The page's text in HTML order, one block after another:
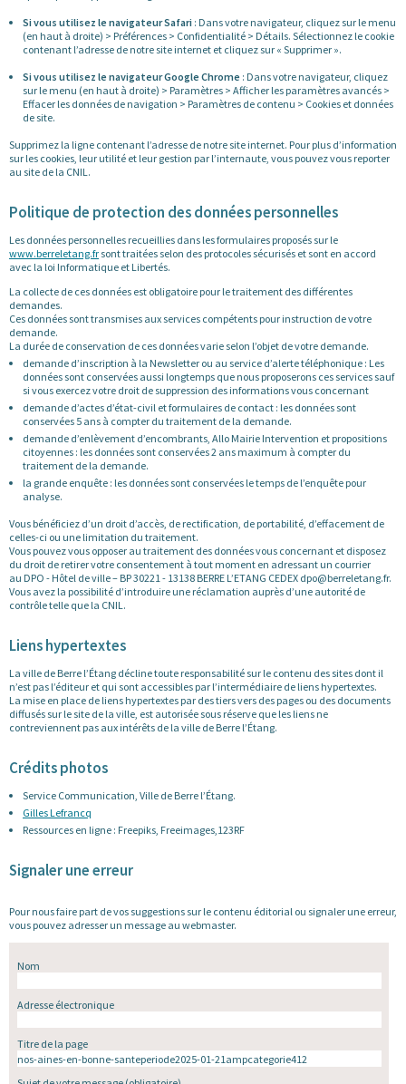
Si vous utilisez le navigateur Safari : Dans votre navigateur, cliquez sur le menu
(en haut à droite) > Préférences > Confidentialité > Détails. Sélectionnez le cookie
contenant l’adresse de notre site internet et cliquez sur « Supprimer ».
Si vous utilisez le navigateur Google Chrome : Dans votre navigateur, cliquez
sur le menu (en haut à droite) > Paramètres > Afficher les paramètres avancés >
Effacer les données de navigation > Paramètres de contenu > Cookies et données
de site.
Supprimez la ligne contenant l’adresse de notre site internet. Pour plus d’information
sur les cookies, leur utilité et leur gestion par l’internaute, vous pouvez vous reporter
au site de la CNIL.
Politique de protection des données personnelles
Les données personnelles recueillies dans les formulaires proposés sur le
www.berreletang.fr sont traitées selon des protocoles sécurisés et sont en accord
avec la loi Informatique et Libertés.
La collecte de ces données est obligatoire pour le traitement des différentes
demandes.
Ces données sont transmises aux services compétents pour instruction de votre
demande.
La durée de conservation de ces données varie selon l’objet de votre demande.
demande d’inscription à la Newsletter ou au service d’alerte téléphonique : Les
données sont conservées aussi longtemps que nous proposerons ces services sauf
si vous exercez votre droit de suppression des informations vous concernant
demande d’actes d’état-civil et formulaires de contact : les données sont
conservées 5 ans à compter du traitement de la demande.
demande d’enlèvement d’encombrants, Allo Mairie Intervention et propositions
citoyennes : les données sont conservées 2 ans maximum à compter du
traitement de la demande.
la grande enquête : les données sont conservées le temps de l’enquête pour
analyse.
Vous bénéficiez d’un droit d’accès, de rectification, de portabilité, d’effacement de
celles-ci ou une limitation du traitement.
Vous pouvez vous opposer au traitement des données vous concernant et disposez
du droit de retirer votre consentement à tout moment en adressant un courrier
au DPO - Hôtel de ville – BP 30221 - 13138 BERRE L’ETANG CEDEX dpo@berreletang.fr.
Vous avez la possibilité d’introduire une réclamation auprès d’une autorité de
contrôle telle que la CNIL.
Liens hypertextes
La ville de Berre l’Étang décline toute responsabilité sur le contenu des sites dont il
n’est pas l’éditeur et qui sont accessibles par l’intermédiaire de liens hypertextes.
La mise en place de liens hypertextes par des tiers vers des pages ou des documents
diffusés sur le site de la ville, est autorisée sous réserve que les liens ne
contreviennent pas aux intérêts de la ville de Berre l’Étang.
Crédits photos
Service Communication, Ville de Berre l’Étang.
Gilles Lefrancq
Ressources en ligne : Freepiks, Freeimages,123RF
Signaler une erreur
Pour nous faire part de vos suggestions sur le contenu éditorial ou signaler une erreur,
vous pouvez adresser un message au webmaster.
Nom
Adresse électronique
Titre de la page